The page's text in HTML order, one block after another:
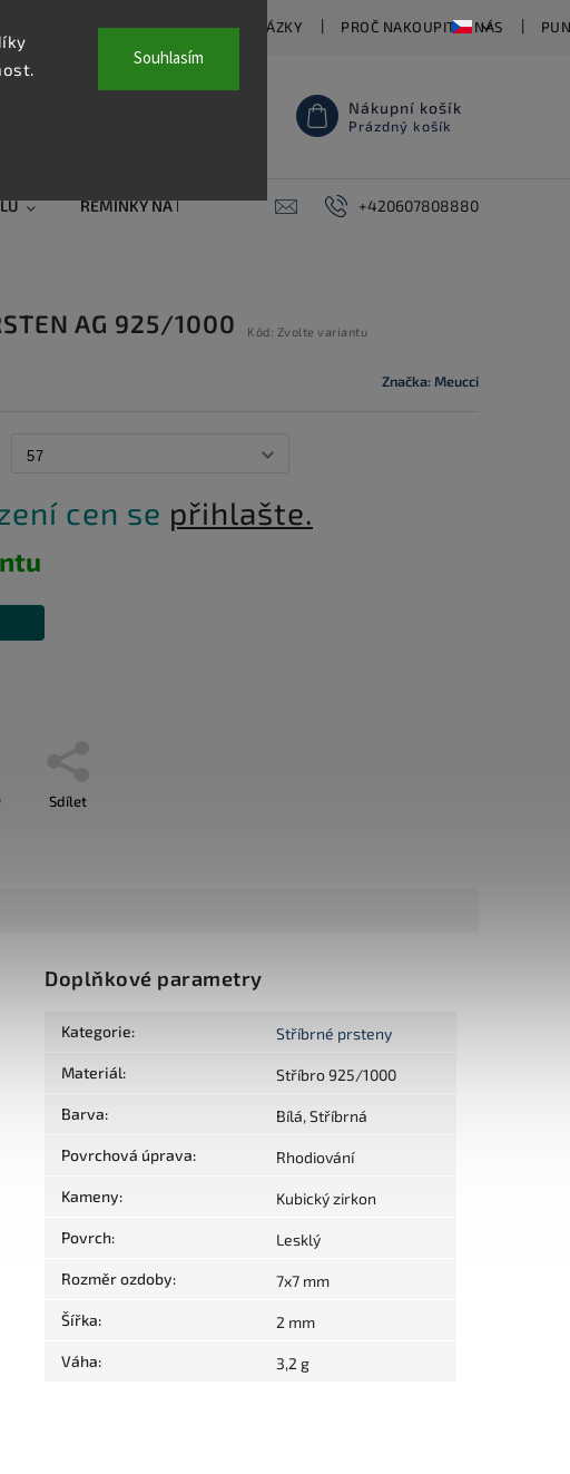
Souhlasím
ČASTO KLADENÉ OTÁZKY PROČ NAKOUPIT U NÁS
Nákupní košík
Prázdný košík
ŘEMÍNKY NA HODINKY AKCE PIERCING
+420607808880
AG 925/1000 Kód: Zvolte variantu
Značka: Meucci
cen se přihlašte.
Sdílet
Doplňkové parametry
Kategorie: Stříbrné prsteny
Materiál: Stříbro 925/1000
Barva: Bílá, Stříbrná
Povrchová úprava: Rhodiování
Kameny: Kubický zirkon
Povrch: Lesklý
Rozměr ozdoby: 7x7 mm
Šířka: 2 mm
Váha: 3,2 g